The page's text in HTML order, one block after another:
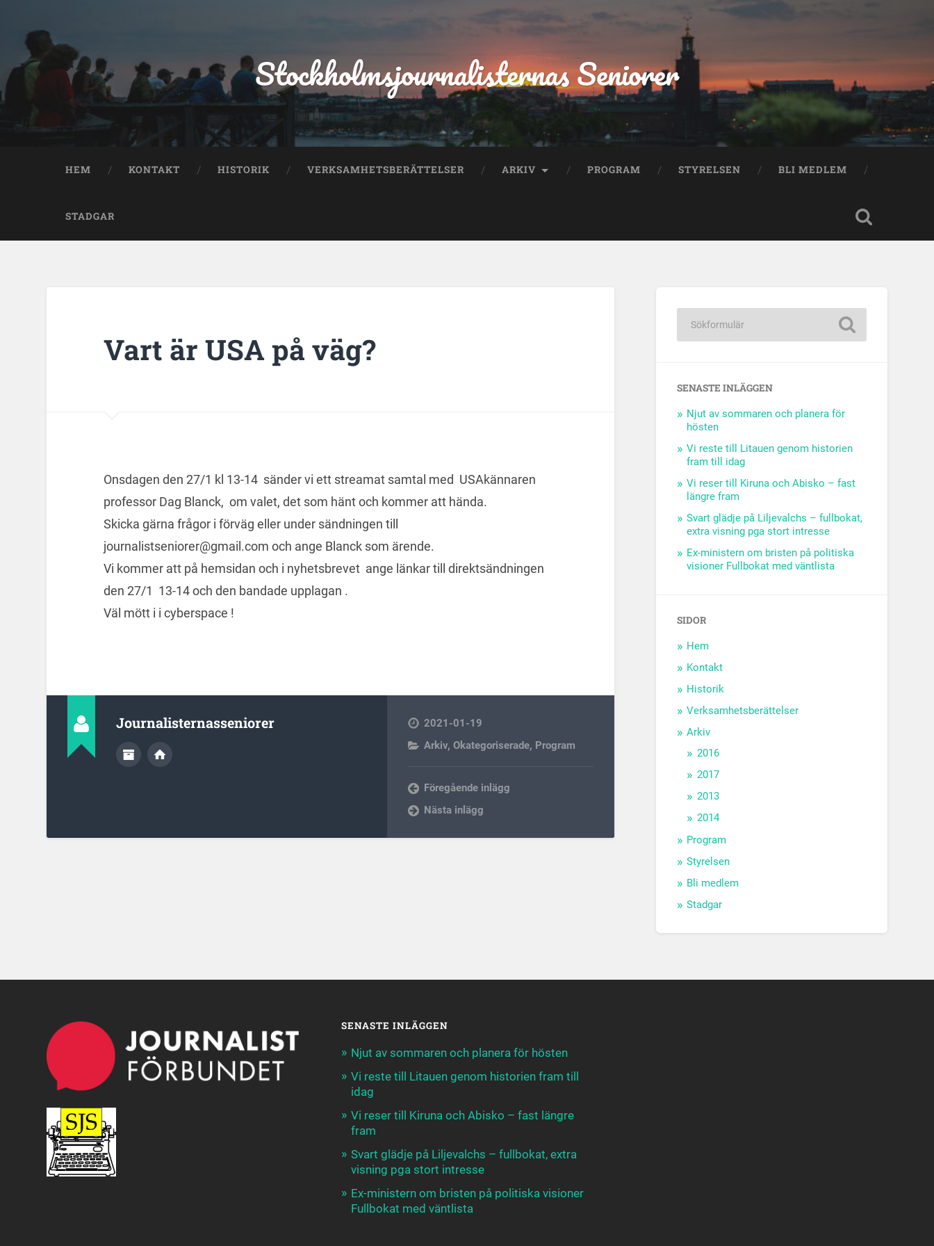
Stockholmsjournalisternas Seniorer
HEM KONTAKT HISTORIK VERKSAMHETSBERÄTTELSER ARKIV PROGRAM STYRELSEN BLI MEDLEM
STADGAR
Vart är USA på väg?
Onsdagen den 27/1 kl 13-14 sänder vi ett streamat samtal med USAkännaren
professor Dag Blanck, om valet, det som hänt och kommer att hända.
Skicka gärna frågor i förväg eller under sändningen till
journalistseniorer@gmail.com och ange Blanck som ärende.
Vi kommer att på hemsidan och i nyhetsbrevet ange länkar till direktsändningen
den 27/1 13-14 och den bandade upplagan .
Väl mött i i cyberspace !
Journalisternasseniorer
2021-01-19
Arkiv,Okategoriserade, Program
Föregående inlägg
Nästa inlägg
SENASTE INLÄGGEN
Njut av sommaren och planera för
hösten
Vi reste till Litauen genom historien
fram till idag
Vi reser till Kiruna och Abisko – fast
längre fram
Svart glädje på Liljevalchs – fullbokat,
extra visning pga stort intresse
Ex-ministern om bristen på politiska
visioner Fullbokat med väntlista
SIDOR
Hem
Kontakt
Historik
Verksamhetsberättelser
Arkiv
2016
2017
2013
2014
Program
Styrelsen
Bli medlem
Stadgar
SENASTE INLÄGGEN
Njut av sommaren och planera för hösten
Vi reste till Litauen genom historien fram till
idag
Vi reser till Kiruna och Abisko – fast längre
fram
Svart glädje på Liljevalchs – fullbokat, extra
visning pga stort intresse
Ex-ministern om bristen på politiska visioner
Fullbokat med väntlista